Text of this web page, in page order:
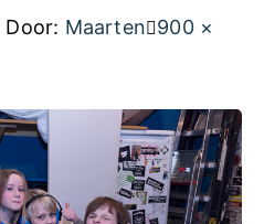
Door: Maarten Volledige
900 ×